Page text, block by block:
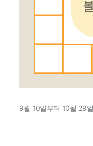
9월 10일부터 10월 29